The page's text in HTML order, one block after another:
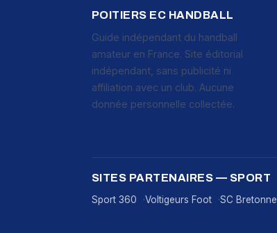
POITIERS EC HANDBALL
Guide indépendant du handball
amateur en France. Site éditorial
indépendant, sans publicité ni
affiliation avec un club. Aucune
donnée personnelle collectée.
SITES PARTENAIRES — SPORT
Sport 360 Voltigeurs Foot SC Bretonne